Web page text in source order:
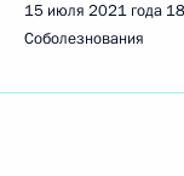
15 июля 2021 года
Соболезнования